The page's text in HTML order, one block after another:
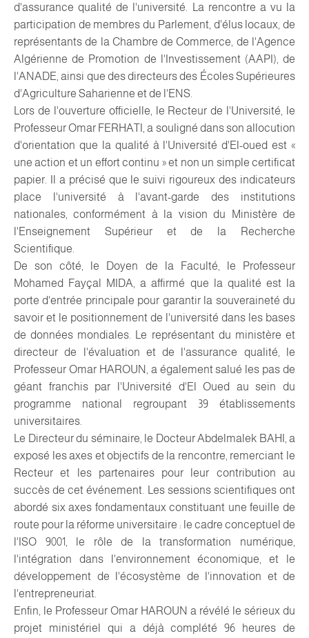
d'assurance qualité de l'université. La rencontre a vu la
participation de membres du Parlement, d'élus locaux, de
représentants de la Chambre de Commerce, de l'Agence
Algérienne de Promotion de l'Investissement (AAPI), de
l'ANADE, ainsi que des directeurs des Écoles Supérieures
d'Agriculture Saharienne et de l'ENS.
Lors de l'ouverture officielle, le Recteur de l'Université, le
Professeur Omar FERHATI, a souligné dans son allocution
d'orientation que la qualité à l'Université d'El-oued est «
une action et un effort continu » et non un simple certificat
papier. Il a précisé que le suivi rigoureux des indicateurs
place l'université à l'avant-garde des institutions
nationales, conformément à la vision du Ministère de
l'Enseignement Supérieur et de la Recherche
Scientifique.
De son côté, le Doyen de la Faculté, le Professeur
Mohamed Fayçal MIDA, a affirmé que la qualité est la
porte d'entrée principale pour garantir la souveraineté du
savoir et le positionnement de l'université dans les bases
de données mondiales. Le représentant du ministère et
directeur de l'évaluation et de l'assurance qualité, le
Professeur Omar HAROUN, a également salué les pas de
géant franchis par l'Université d'El Oued au sein du
programme national regroupant 39 établissements
universitaires.
Le Directeur du séminaire, le Docteur Abdelmalek BAHI, a
exposé les axes et objectifs de la rencontre, remerciant le
Recteur et les partenaires pour leur contribution au
succès de cet événement. Les sessions scientifiques ont
abordé six axes fondamentaux constituant une feuille de
route pour la réforme universitaire : le cadre conceptuel de
l'ISO 9001, le rôle de la transformation numérique,
l'intégration dans l'environnement économique, et le
développement de l'écosystème de l'innovation et de
l'entrepreneuriat.
Enfin, le Professeur Omar HAROUN a révélé le sérieux du
projet ministériel qui a déjà complété 96 heures de